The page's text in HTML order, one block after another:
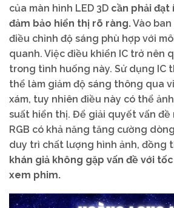
của màn hình LED 3D cần phải đạt
đảm bảo hiển thị rõ ràng.Vào ban
điều chỉnh độ sáng phù hợp với
quanh. Việc điều khiển IC trở nên
trong tình huống này. Sử dụng IC
thể làm giảm độ sáng thông qua
xám, tuy nhiên điều này có thể
suất hiển thị. Để giải quyết vấn đề
RGB có khả năng tăng cường
duy trì chất lượng hình ảnh, đồng
khán giả không gặp vấn đề với
xem phim.